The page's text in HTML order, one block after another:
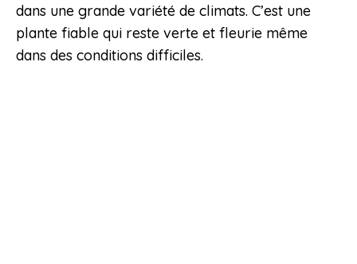
dans une grande variété de climats. C’est une
plante fiable qui reste verte et fleurie même
dans des conditions difficiles.